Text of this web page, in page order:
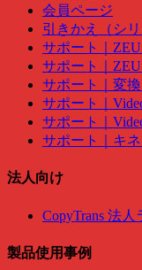
会員ページ
引きかえ（シ
サポート｜
サポート｜
サポート｜変
サポート｜
サポート｜
サポート｜キネ
法人向け
CopyTrans 法人
製品使用事例